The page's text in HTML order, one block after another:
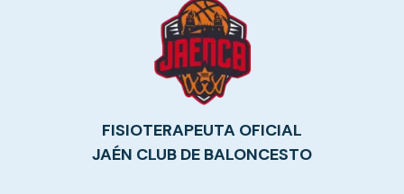
FISIOTERAPEUTA OFICIAL
JAÉN CLUB DE BALONCESTO